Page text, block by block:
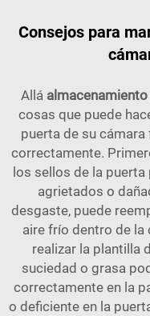
Consejos para
Allá
cosas que puede
puerta de su
correctamente.
los sellos de la
agrietados o
desgaste, puede
aire frío dentro de la
realizar la plantilla
suciedad o grasa
correctamente en la
o deficiente en la